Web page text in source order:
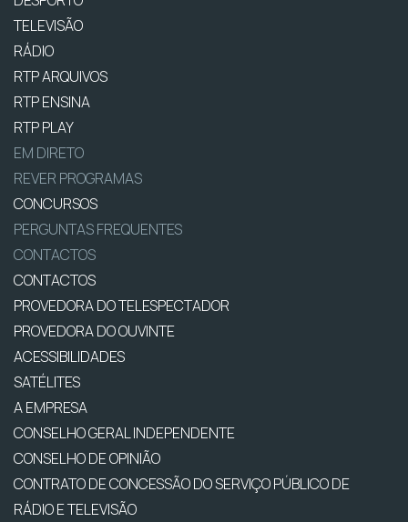
TELEVISÃO
RÁDIO
RTP ARQUIVOS
RTP ENSINA
RTP PLAY
EM DIRETO
REVER PROGRAMAS
CONCURSOS
PERGUNTAS FREQUENTES
CONTACTOS
CONTACTOS
PROVEDORA DO TELESPECTADOR
PROVEDORA DO OUVINTE
ACESSIBILIDADES
SATÉLITES
A EMPRESA
CONSELHO GERAL INDEPENDENTE
CONSELHO DE OPINIÃO
CONTRATO DE CONCESSÃO DO SERVIÇO PÚBLICO DE
RÁDIO E TELEVISÃO